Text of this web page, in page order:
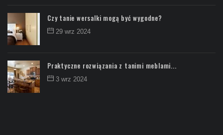
Czy tanie wersalki mogą być wygodne?
29 wrz 2024
Praktyczne rozwiązania z tanimi meblami...
3 wrz 2024